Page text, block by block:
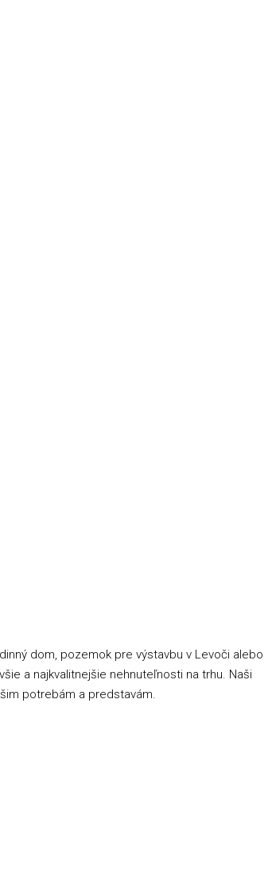
dom, pozemok pre výstavbu v Levoči alebo
a najkvalitnejšie nehnuteľnosti na trhu. Naši
potrebám a predstavám.